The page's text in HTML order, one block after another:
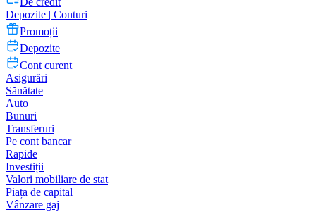
Depozite | Conturi
Promoții
Depozite
Cont curent
Asigurări
Sănătate
Auto
Bunuri
Transferuri
Pe cont bancar
Rapide
Investiții
Valori mobiliare de stat
Piața de capital
Vânzare gaj